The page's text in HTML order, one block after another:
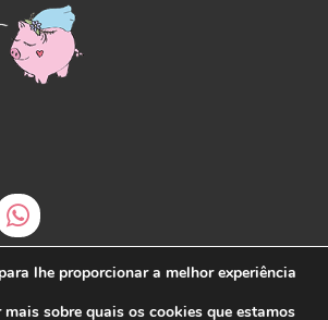
lhe proporcionar a melhor experiência
mais sobre quais os cookies que estamos